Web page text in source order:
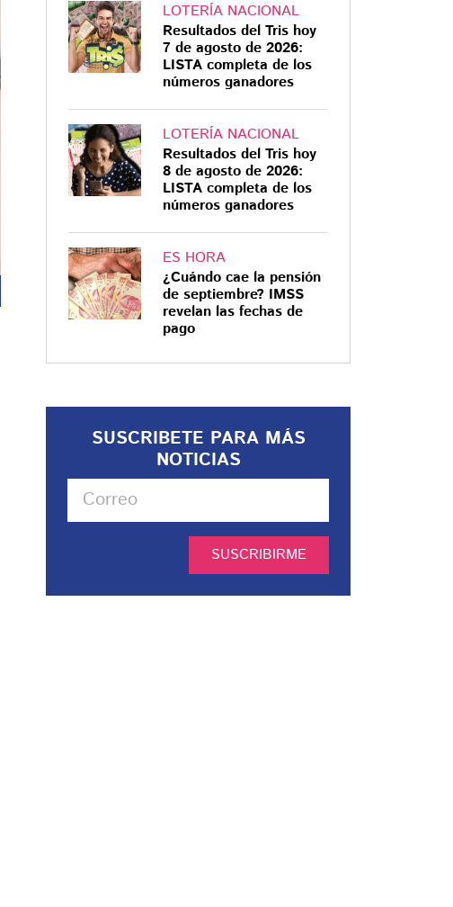
LOTERÍA NACIONAL
Resultados del Tris hoy
7 de agosto de 2026:
LISTA completa de los
números ganadores
LOTERÍA NACIONAL
Resultados del Tris hoy
8 de agosto de 2026:
LISTA completa de los
números ganadores
ES HORA
¿Cuándo cae la pensión
de septiembre? IMSS
revelan las fechas de
pago
SUSCRIBETE PARA MÁS
NOTICIAS
SUSCRIBIRME